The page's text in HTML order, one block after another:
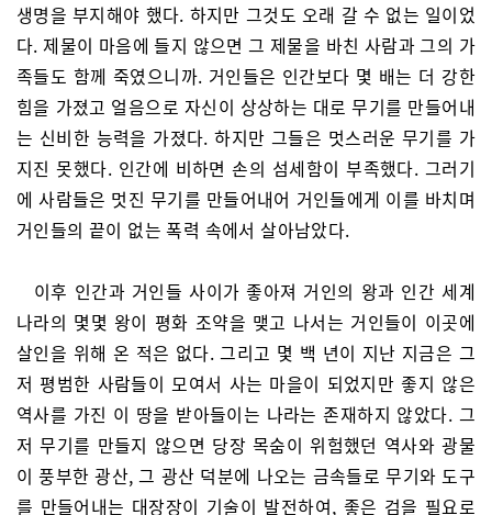
생명을 부지해야 했다. 하지만 그것도 오래 갈 수 없는 일이었
다. 제물이 마음에 들지 않으면 그 제물을 바친 사람과 그의 가
족들도 함께 죽였으니까. 거인들은 인간보다 몇 배는 더 강한
힘을 가졌고 얼음으로 자신이 상상하는 대로 무기를 만들어내
는 신비한 능력을 가졌다. 하지만 그들은 멋스러운 무기를 가
지진 못했다. 인간에 비하면 손의 섬세함이 부족했다. 그러기
에 사람들은 멋진 무기를 만들어내어 거인들에게 이를 바치며
거인들의 끝이 없는 폭력 속에서 살아남았다.
이후 인간과 거인들 사이가 좋아져 거인의 왕과 인간 세계
나라의 몇몇 왕이 평화 조약을 맺고 나서는 거인들이 이곳에
살인을 위해 온 적은 없다. 그리고 몇 백 년이 지난 지금은 그
저 평범한 사람들이 모여서 사는 마을이 되었지만 좋지 않은
역사를 가진 이 땅을 받아들이는 나라는 존재하지 않았다. 그
저 무기를 만들지 않으면 당장 목숨이 위험했던 역사와 광물
이 풍부한 광산, 그 광산 덕분에 나오는 금속들로 무기와 도구
를 만들어내는 대장장이 기술이 발전하여, 좋은 검을 필요로